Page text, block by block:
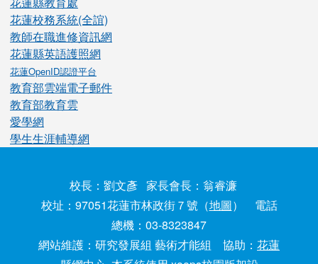
花蓮校務系統(全誼)
教師在職進修資訊網
花蓮縣英語護照網
花蓮OpenID認證平台
教育部雲端電子郵件
教育部教育雲
愛學網
學生生涯輔導網
校長：劉文彥 家長會長：翁睿濂
校址：97051花蓮市林政街７號（地圖） 電話
總機：03-8323847
網站維護：研究發展組 藝術才能組 協助： 花蓮